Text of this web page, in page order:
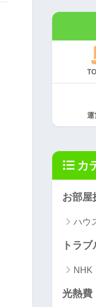
運
カ
お部屋
ハウ
トラブ
NHK
光熱費